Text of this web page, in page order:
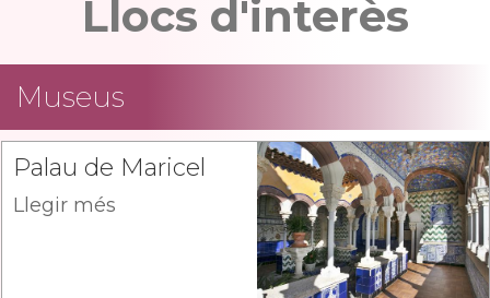
Llocs d'interès
Museus
Palau de Maricel
Llegir més